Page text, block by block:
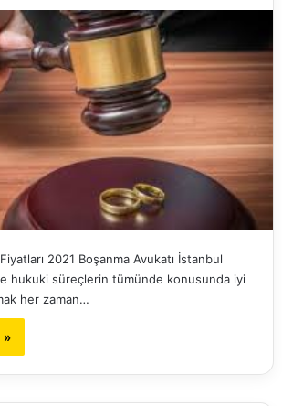
2021 Boşanma Avukatı İstanbul
hukuki süreçlerin tümünde konusunda iyi
her zaman…
»